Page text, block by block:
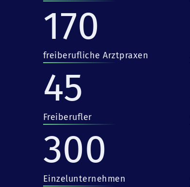
170
freiberufliche Arztpraxen
45
Freiberufler
300
Einzelunternehmen